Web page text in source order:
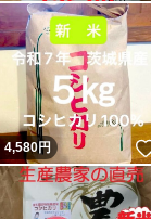
4,580円